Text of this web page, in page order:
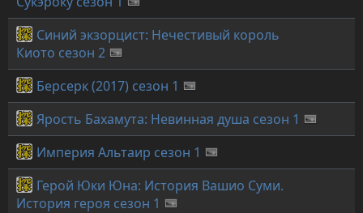
Синий экзорцист: Нечестивый король
Киото сезон 2
Берсерк (2017) сезон 1
Ярость Бахамута: Невинная душа сезон 1
Империя Альтаир сезон 1
Герой Юки Юна: История Вашио Суми.
История героя сезон 1